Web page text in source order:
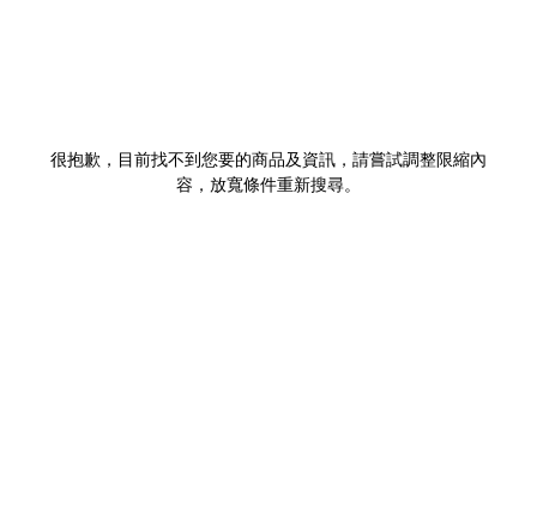
很抱歉，目前找不到您要的商品及資訊，請嘗試調整限縮內
容，放寬條件重新搜尋。